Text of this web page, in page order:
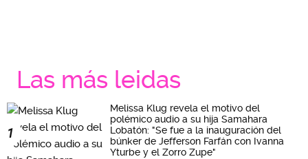
Las más leidas
1
Melissa Klug revela el motivo del
polémico audio a su hija Samahara
Lobatón: "Se fue a la inauguración del
búnker de Jefferson Farfán con Ivanna
Yturbe y el Zorro Zupe"